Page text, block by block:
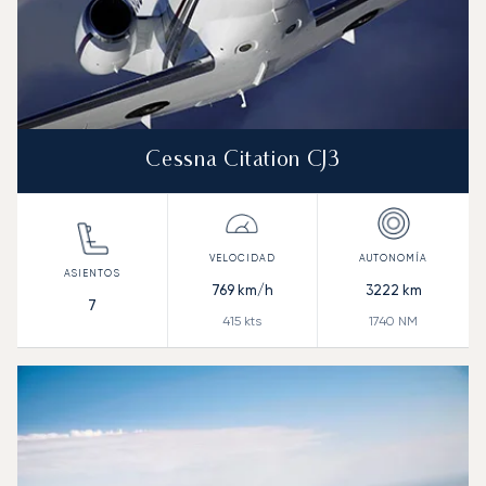
Cessna Citation CJ3
7
769km/h
415 kts
3222 km
1740 NM